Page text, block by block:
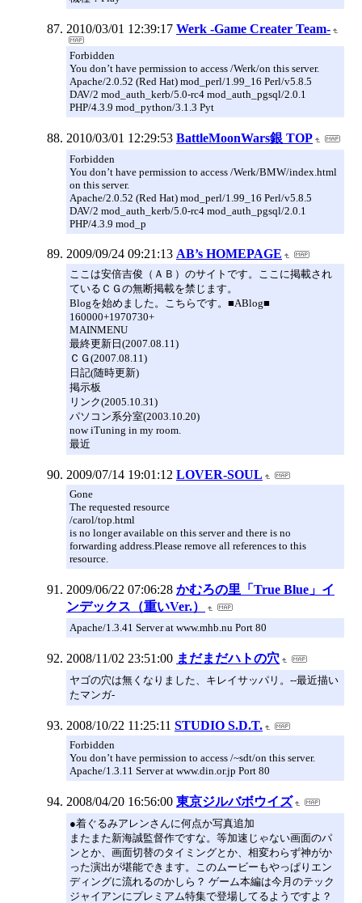
2010/03/01 12:39:17 Werk -Game Creater Team-
Forbidden
You don’t have permission to access /Werk/on this server.
Apache/2.0.52 (Red Hat) mod_perl/1.99_16 Perl/v5.8.5
DAV/2 mod_auth_kerb/5.0-rc4 mod_auth_pgsql/2.0.1
PHP/4.3.9 mod_python/3.1.3 Pyt
2010/03/01 12:29:53 BattleMoonWars銀 TOP
Forbidden
You don’t have permission to access /Werk/BMW/index.html
on this server.
Apache/2.0.52 (Red Hat) mod_perl/1.99_16 Perl/v5.8.5
DAV/2 mod_auth_kerb/5.0-rc4 mod_auth_pgsql/2.0.1
PHP/4.3.9 mod_p
2009/09/24 09:21:13 AB’s HOMEPAGE
ここは安倍吉俊（ＡＢ）のサイトです。ここに掲載され
ているＣＧの無断掲載を禁じます。
Blogを始めました。こちらです。■ABlog■
160000+1970730+
MAINMENU
最終更新日(2007.08.11)
ＣＧ(2007.08.11)
日記(随時更新)
掲示板
リンク(2005.10.31)
パソコン系分室(2003.10.20)
now iTuning in my room.
最近
2009/07/14 19:01:12 LOVER-SOUL
Gone
The requested resource
/carol/top.html
is no longer available on this server and there is no
forwarding address.Please remove all references to this
resource.
2009/06/22 07:06:28 かむろの里「True Blue」イ
ンデックス（重いVer.）
Apache/1.3.41 Server at www.mhb.nu Port 80
2008/11/02 23:51:00 まだまだハトの穴
ヤゴの穴は無くなりました、キレイサッパリ。--最近描い
たマンガ-
2008/10/22 11:25:11 STUDIO S.D.T.
Forbidden
You don’t have permission to access /~sdt/on this server.
Apache/1.3.11 Server at www.din.or.jp Port 80
2008/04/20 16:56:00 東京ジルバボウイズ
●着ぐるみアレンさんに何点か写真追加
またまた新海誠監督作ですな。等加速じゃない画面のパ
ンとか、画面切替のタイミングとか、相変わらず神がか
った演出が堪能できます。このムービーもやっぱりエン
ディングに流れるのかしら？ ゲーム本編は今月のテック
ジャイアンにプレミアム特集で登場してるようですよ？